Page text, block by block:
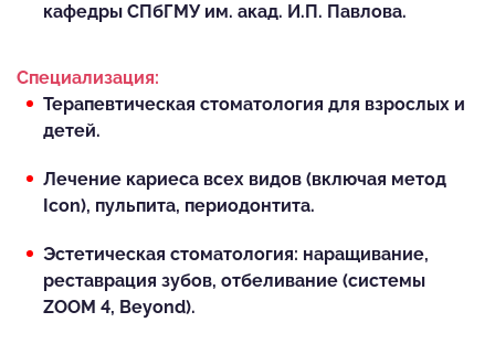
кафедры СПбГМУ им. акад. И.П. Павлова.
Специализация:
Терапевтическая стоматология для взрослых и
детей.
Лечение кариеса всех видов (включая метод
Icon), пульпита, периодонтита.
Эстетическая стоматология: наращивание,
реставрация зубов, отбеливание (системы
ZOOM 4, Beyond).